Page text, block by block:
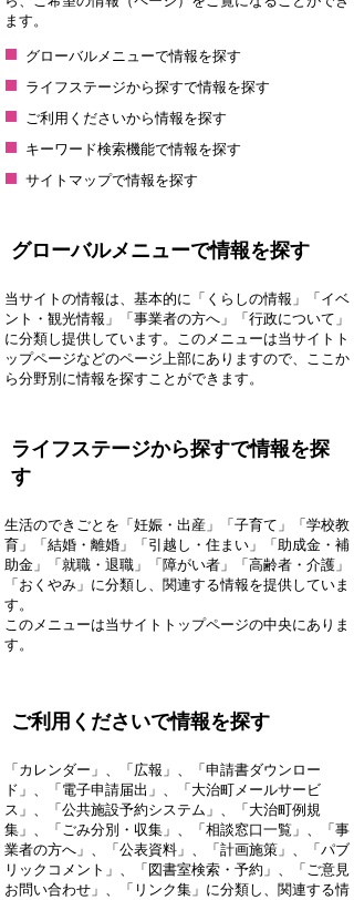
ます。
グローバルメニューで情報を探す
ライフステージから探すで情報を探す
ご利用くださいから情報を探す
キーワード検索機能で情報を探す
サイトマップで情報を探す
グローバルメニューで情報を探す
当サイトの情報は、基本的に「くらしの情報」「イベ
ント・観光情報」「事業者の方へ」「行政について」
に分類し提供しています。このメニューは当サイトト
ップページなどのページ上部にありますので、ここか
ら分野別に情報を探すことができます。
ライフステージから探すで情報を探
す
生活のできごとを「妊娠・出産」「子育て」「学校教
育」「結婚・離婚」「引越し・住まい」「助成金・補
助金」「就職・退職」「障がい者」「高齢者・介護」
「おくやみ」に分類し、関連する情報を提供していま
す。
このメニューは当サイトトップページの中央にありま
す。
ご利用くださいで情報を探す
「カレンダー」、「広報」、「申請書ダウンロー
ド」、「電子申請届出」、「大治町メールサービ
ス」、「公共施設予約システム」、「大治町例規
集」、「ごみ分別・収集」、「相談窓口一覧」、「事
業者の方へ」、「公表資料」、「計画施策」、「パブ
リックコメント」、「図書室検索・予約」、「ご意見
お問い合わせ」、「リンク集」に分類し、関連する情